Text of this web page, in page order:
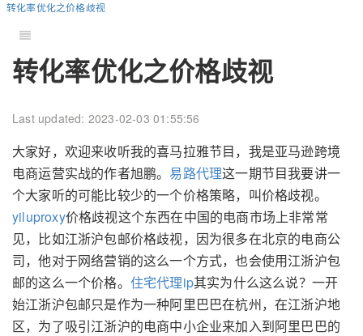
转化率优化之价格歧视
转化率优化之价格歧视
Last updated: 2023-02-03 01:55:56
大家好，欢迎来收听我的喜马拉雅节目，我是亚马逊跨境
电商运营实战的作者旭鹏。易路代理这一期节目我要讲一
个大家听的可能比较少的一个价格策略，叫价格歧视。
yiluproxy价格歧视这个东西在中国的电商市场上非常常
见，比如江浙沪包邮价格歧视，因为很多在北京的电商公
司，他对于网络营销的这么一个方式，也会使用江浙沪包
邮的这么一个价格。 住宅代理ip其实为什么这么说？一开
始江浙沪包邮只是作为一种阿里巴巴在杭州，在江浙沪地
区，为了吸引江浙沪的电商中小企业来加入到阿里巴巴的